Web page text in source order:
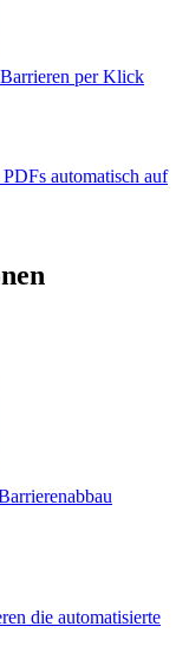
per Klick
automatisch auf
die automatisierte